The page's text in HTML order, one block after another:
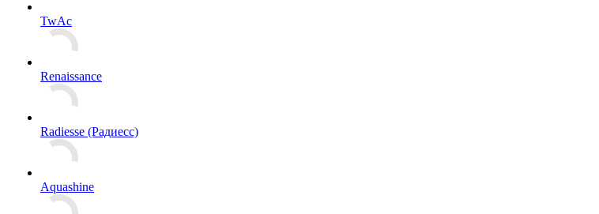
TwAc
Renaissance
Radiesse (Радиесс)
Aquashine